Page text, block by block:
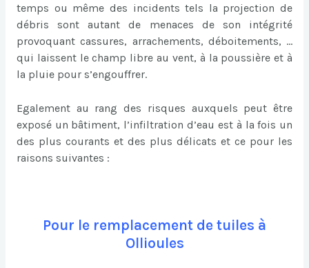
temps ou même des incidents tels la projection de
débris sont autant de menaces de son intégrité
provoquant cassures, arrachements, déboitements, …
qui laissent le champ libre au vent, à la poussière et à
la pluie pour s’engouffrer.
Egalement au rang des risques auxquels peut être
exposé un bâtiment, l’infiltration d’eau est à la fois un
des plus courants et des plus délicats et ce pour les
raisons suivantes :
Pour le remplacement de tuiles à
Ollioules